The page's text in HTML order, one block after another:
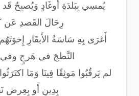
يُمسِي بِبَلدَةِ أَوغَادٍ وَيُصبِحُ
رِحَالَ القَصدِ عَن
أَغرَى بِهِ سَاسَةُ الأَبقَارِ
النَّطحَ في هَرجٍ
لم يَرقُبُوا مَوثِقًا فِينَا وَمَا
بِدِينٍ أَو بِعِرضِ